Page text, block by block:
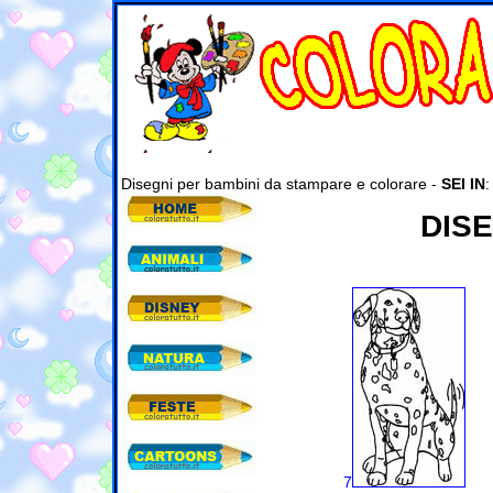
Disegni per bambini da stampare e colorare - SEI IN:
7